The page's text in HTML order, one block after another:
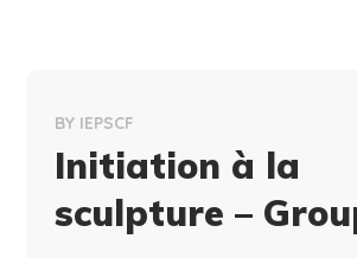
BY IEPSCF
Initiation à la
sculpture –